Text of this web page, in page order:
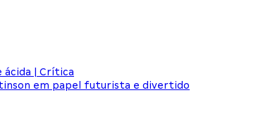
ácida | Crítica
em papel futurista e divertido